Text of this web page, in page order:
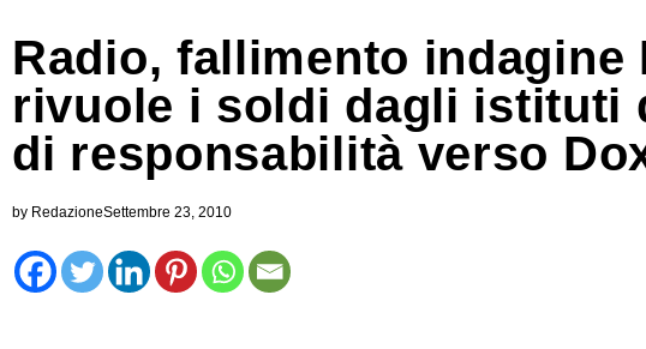
Radio, fallimento
rivuole i soldi dagli istituti
di responsabilità verso
by RedazioneSettembre 23, 2010